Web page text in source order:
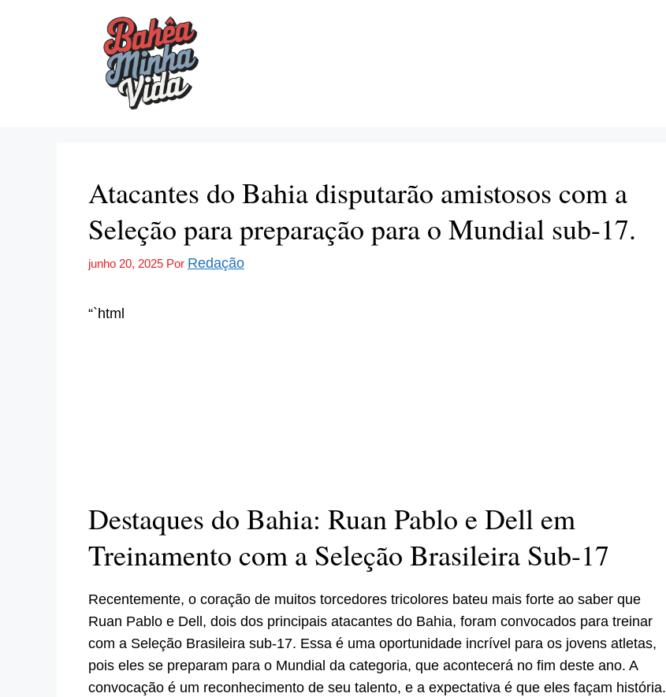
Atacantes do Bahia disputarão amistosos com a
Seleção para preparação para o Mundial sub-17.
junho 20, 2025 Por Redação
“`html
Destaques do Bahia: Ruan Pablo e Dell em
Treinamento com a Seleção Brasileira Sub-17
Recentemente, o coração de muitos torcedores tricolores bateu mais forte ao saber que
Ruan Pablo e Dell, dois dos principais atacantes do Bahia, foram convocados para treinar
com a Seleção Brasileira sub-17. Essa é uma oportunidade incrível para os jovens atletas,
pois eles se preparam para o Mundial da categoria, que acontecerá no fim deste ano. A
convocação é um reconhecimento de seu talento, e a expectativa é que eles façam história.